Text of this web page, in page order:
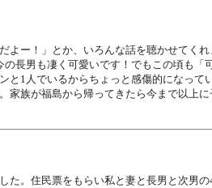
ー！」とか、いろんな話を聴かせてく
長男も凄く可愛いです！でもこの頃も
1人でいるからちょっと感傷的になっ
族が福島から帰ってきたら今まで以上
。住民票をもらい私と妻と長男と次男